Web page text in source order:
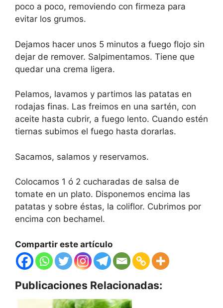
poco a poco, removiendo con firmeza para
evitar los grumos.
Dejamos hacer unos 5 minutos a fuego flojo sin
dejar de remover. Salpimentamos. Tiene que
quedar una crema ligera.
Pelamos, lavamos y partimos las patatas en
rodajas finas. Las freimos en una sartén, con
aceite hasta cubrir, a fuego lento. Cuando estén
tiernas subimos el fuego hasta dorarlas.
Sacamos, salamos y reservamos.
Colocamos 1 ó 2 cucharadas de salsa de
tomate en un plato. Disponemos encima las
patatas y sobre éstas, la coliflor. Cubrimos por
encima con bechamel.
Compartir este artículo
Publicaciones Relacionadas: